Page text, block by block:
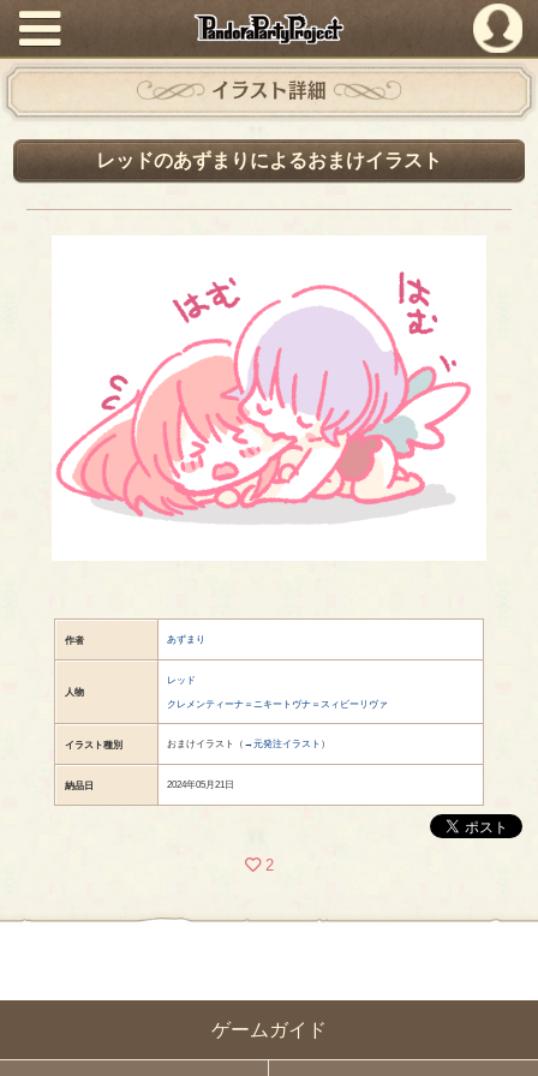
PandoraPartyProject
ゲームガイド
イラスト詳細
レッドのあずまりによるおまけイラスト
作者 あずまり
人物
レッド
クレメンティーナ＝ニキートヴナ＝スィビーリヴァ
イラスト種別 おまけイラスト（ →元発注イラスト ）
納品日 2024年05月21日
2